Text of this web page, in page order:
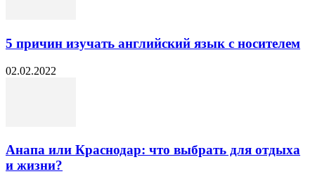
5 причин изучать английский язык с носителем
02.02.2022
Анапа или Краснодар: что выбрать для отдыха
и жизни?